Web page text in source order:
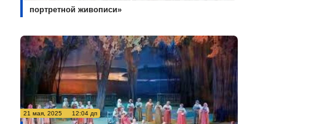
портретной живописи»
21 мая, 2025 12:04 дп